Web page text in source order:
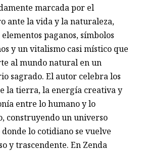
marcada por el
ante la vida y la naturaleza,
paganos, símbolos
y un vitalismo casi místico que
al mundo natural en un
sagrado. El autor celebra los
la tierra, la energía creativa y
entre lo humano y lo
construyendo un universo
lo cotidiano se vuelve
y trascendente. En Zenda